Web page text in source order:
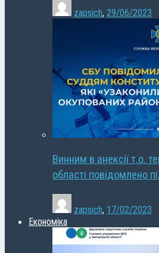
zapsich, 29/06/2023
Винним в анексії т.о.
області повідомлено
zapsich, 17/02/2023
Економіка